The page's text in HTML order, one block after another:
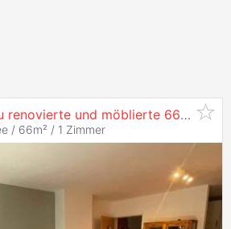
Helle, komplett neu renovierte und möblierte 66 m²
/ 66m² / 1 Zimmer